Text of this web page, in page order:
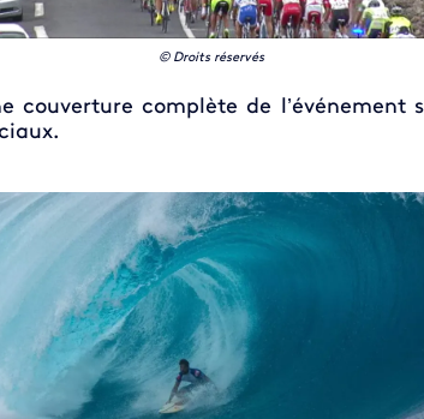
© Droits réservés
couverture complète de l’événement